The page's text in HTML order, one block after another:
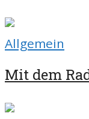
Allgemein
Mit dem